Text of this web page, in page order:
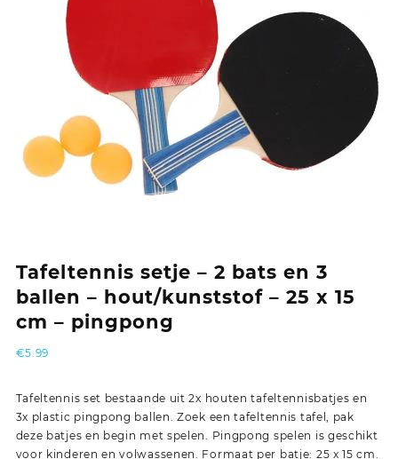
Tafeltennis setje – 2 bats en 3
ballen – hout/kunststof – 25 x 15
cm – pingpong
€5.99
Tafeltennis set bestaande uit 2x houten tafeltennisbatjes en
3x plastic pingpong ballen. Zoek een tafeltennis tafel, pak
deze batjes en begin met spelen. Pingpong spelen is geschikt
voor kinderen en volwassenen. Formaat per batje: 25 x 15 cm.